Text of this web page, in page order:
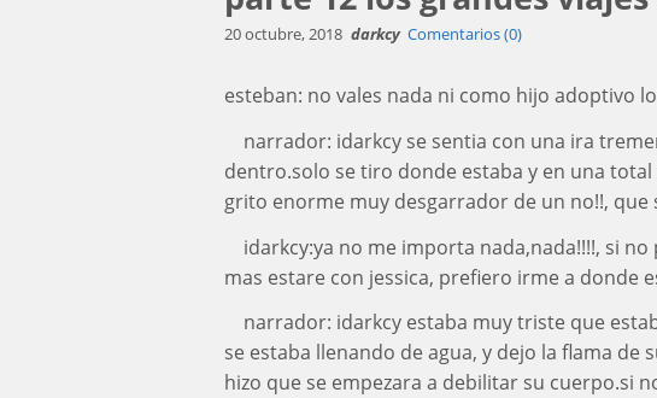
20 octubre, 2018 darkcy Comentarios (0)
esteban: no vales nada ni como hijo adoptivo
narrador: idarkcy se sentia con una ira
dentro.solo se tiro donde estaba y en una
grito enorme muy desgarrador de un no!!,
idarkcy:ya no me importa nada,nada!!!!, si
mas estare con jessica, prefiero irme a donde
narrador: idarkcy estaba muy triste que
se estaba llenando de agua, y dejo la flama de
hizo que se empezara a debilitar su cuerpo.si